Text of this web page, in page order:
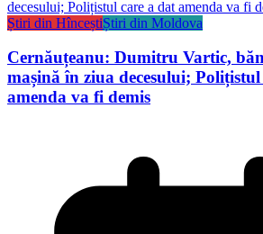
Știri din HînceștiȘtiri din Moldova
Cernăuțeanu: Dumitru Vartic,
mașină în ziua decesului;
amenda va fi demis